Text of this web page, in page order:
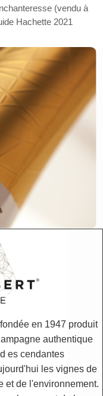
(vendu à
Hachette 2021
en 1947 produit
authentique
es cendantes
les vignes de
et de l'environnement.